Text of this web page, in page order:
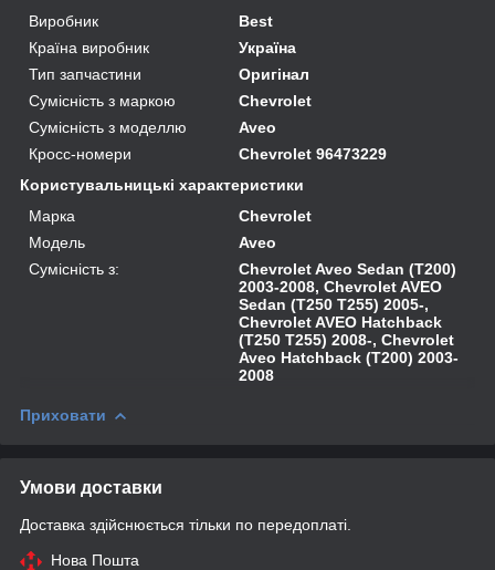
Виробник
Best
Країна виробник
Україна
Тип запчастини
Оригінал
Сумісність з маркою
Chevrolet
Сумісність з моделлю
Aveo
Кросс-номери
Chevrolet 96473229
Користувальницькі характеристики
Марка
Chevrolet
Модель
Aveo
Сумісність з:
Chevrolet Aveo Sedan (T200)
2003-2008, Chevrolet AVEO
Sedan (T250 T255) 2005-,
Chevrolet AVEO Hatchback
(T250 T255) 2008-, Chevrolet
Aveo Hatchback (T200) 2003-
2008
Приховати
Умови доставки
Доставка здійснюється тільки по передоплаті.
Нова Пошта